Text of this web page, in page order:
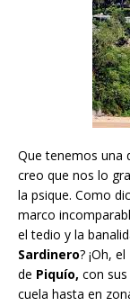
Que tenemos una
creo que nos lo
la psique. Como
marco
el tedio y la
Sardinero? ¡Oh, el
de Piquío, con
cuela hasta en